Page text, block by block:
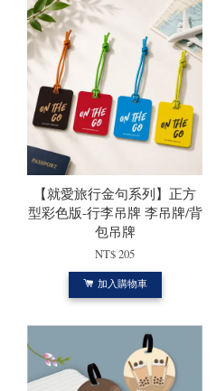
【就愛旅行金句系列】正方
型彩色版-行李吊牌 李吊牌/背
包吊牌
NT$ 205
加入購物車